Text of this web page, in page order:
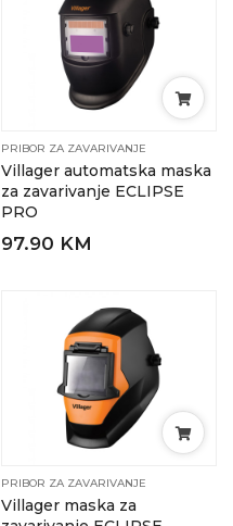
PRIBOR ZA ZAVARIVANJE
Villager automatska maska
za zavarivanje ECLIPSE
PRO
97.90 KM
PRIBOR ZA ZAVARIVANJE
Villager maska za